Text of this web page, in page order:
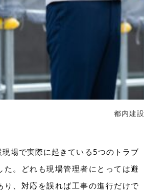
都内建
場で実際に起きている5つのトラブ
た。どれも現場管理者にとっては避
り、対応を誤れば工事の進行だけで